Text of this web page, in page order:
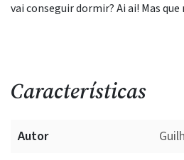
vai conseguir dormir? Ai ai! Mas
Características
Autor